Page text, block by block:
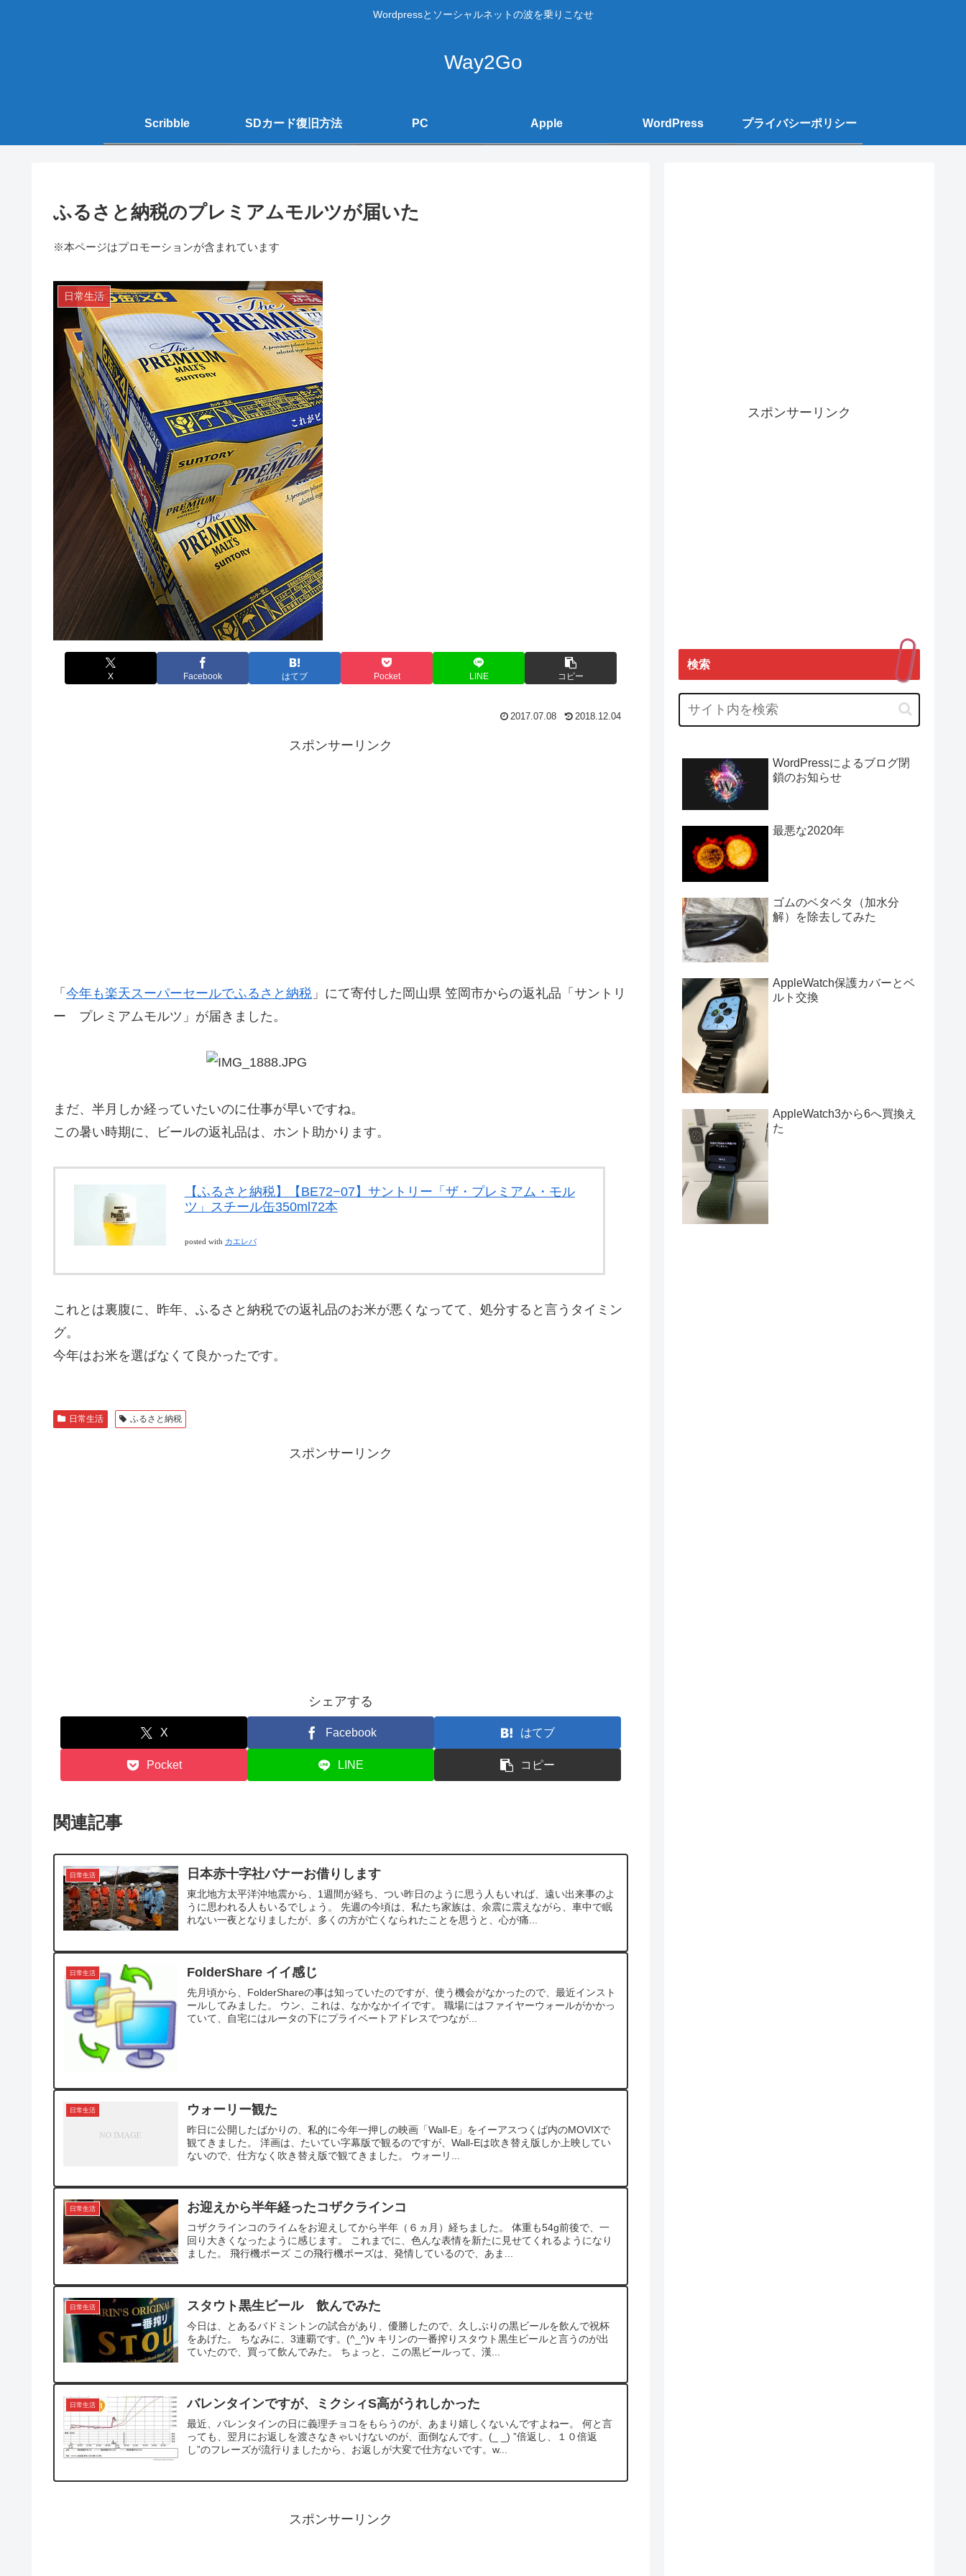
Wordpressとソーシャルネットの波を乗りこなせ
Way2Go
Scribble SDカード復旧方法 PC Apple WordPress プライバシーポリシー
ふるさと納税のプレミアムモルツが届いた
※本ページはプロモーションが含まれています
日常生活
X Facebook はてブ Pocket LINE コピー
2017.07.08 2018.12.04
スポンサーリンク
「 今年も楽天スーパーセールでふるさと納税 」にて寄付した岡山県 笠岡市からの返礼品「サントリ
ー プレミアムモルツ」が届きました。
まだ、半月しか経っていたいのに仕事が早いですね。
この暑い時期に、ビールの返礼品は、ホント助かります。
【ふるさと納税】【BE72−07】サントリー「ザ・プレミアム・モル
ツ」スチール缶350ml72本
posted with カエレバ
これとは裏腹に、昨年、ふるさと納税での返礼品のお米が悪くなってて、処分すると言うタイミン
グ。
今年はお米を選ばなくて良かったです。
日常生活 ふるさと納税
スポンサーリンク
シェアする
X Facebook はてブ
Pocket LINE コピー
関連記事
日常生活 日本赤十字社バナーお借りします
東北地方太平洋沖地震から、1週間が経ち、つい昨日のように思う人もいれば、遠い出来事のよ
うに思われる人もいるでしょう。 先週の今頃は、私たち家族は、余震に震えながら、車中で眠
れない一夜となりましたが、多くの方が亡くなられたことを思うと、心が痛...
日常生活 FolderShare イイ感じ
先月頃から、FolderShareの事は知っていたのですが、使う機会がなかったので、最近インスト
ールしてみました。 ウン、これは、なかなかイイです。 職場にはファイヤーウォールがかかっ
ていて、自宅にはルータの下にプライベートアドレスでつなが...
日常生活 ウォーリー観た
昨日に公開したばかりの、私的に今年一押しの映画「Wall-E」をイーアスつくば内のMOVIXで
観てきました。 洋画は、たいてい字幕版で観るのですが、Wall-Eは吹き替え版しか上映してい
ないので、仕方なく吹き替え版で観てきました。 ウォーリ...
日常生活 お迎えから半年経ったコザクラインコ
コザクラインコのライムをお迎えしてから半年（６ヵ月）経ちました。 体重も54g前後で、一
回り大きくなったように感じます。 これまでに、色んな表情を新たに見せてくれるようになり
ました。 飛行機ポーズ この飛行機ポーズは、発情しているので、あま...
日常生活 スタウト黒生ビール 飲んでみた
今日は、とあるバドミントンの試合があり、優勝したので、久しぶりの黒ビールを飲んで祝杯
をあげた。 ちなみに、3連覇です。(^_^)v キリンの一番搾りスタウト黒生ビールと言うのが出
ていたので、買って飲んでみた。 ちょっと、この黒ビールって、漢...
日常生活 バレンタインですが、ミクシィS高がうれしかった
最近、バレンタインの日に義理チョコをもらうのが、あまり嬉しくないんですよねー。 何と言
っても、翌月にお返しを渡さなきゃいけないのが、面倒なんです。(_ _) ”倍返し、１０倍返
し”のフレーズが流行りましたから、お返しが大変で仕方ないです。w...
スポンサーリンク
スポンサーリンク
検索
WordPressによるブログ閉
鎖のお知らせ
最悪な2020年
ゴムのベタベタ（加水分
解）を除去してみた
AppleWatch保護カバーとベ
ルト交換
AppleWatch3から6へ買換え
た